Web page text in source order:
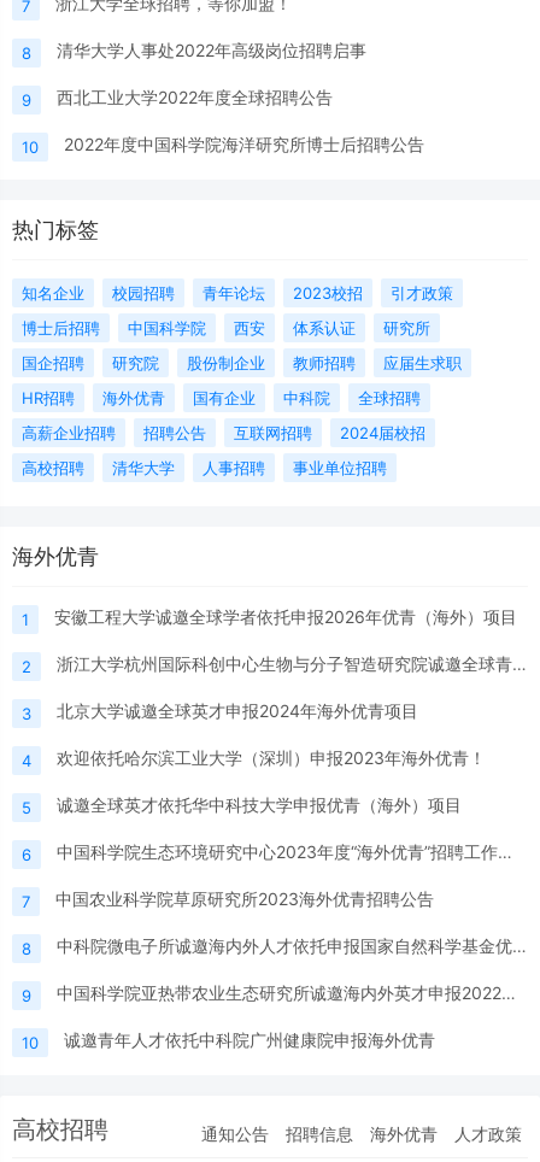
7
8 清华大学人事处2022年高级岗位招聘启事
9 西北工业大学2022年度全球招聘公告
10 2022年度中国科学院海洋研究所博士后招聘公告
热门标签
知名企业 校园招聘 青年论坛 2023校招
引才政策
博士后招聘
中国科学院 西安 体系认证
研究所
国企招聘
研究院 股份制企业 教师招聘
应届生求职
HR招聘
海外优青 国有企业 中科院
全球招聘
高薪企业招聘
招聘公告 互联网招聘
2024届校招
高校招聘
清华大学 人事招聘 事业单位招聘
海外优青
1 安徽工程大学诚邀全球学者依托申报2026年优青（海外）项目
2 浙江大学杭州国际科创中心生物与分子智造研究院诚邀全球青年人才共筑未来
3 北京大学诚邀全球英才申报2024年海外优青项目
4 欢迎依托哈尔滨工业大学（深圳）申报2023年海外优青！
5 诚邀全球英才依托华中科技大学申报优青（海外）项目
6 中国科学院生态环境研究中心2023年度“海外优青”招聘工作人员公告
7 中国农业科学院草原研究所2023海外优青招聘公告
8 中科院微电子所诚邀海内外人才依托申报国家自然科学基金优秀青年科学基金项目（海外）项目
9 中国科学院亚热带农业生态研究所诚邀海内外英才申报2022年度国家优青（海外）项目
10 诚邀青年人才依托中科院广州健康院申报海外优青
通知公告 招聘信息 海外优青 人才政策
高校招聘